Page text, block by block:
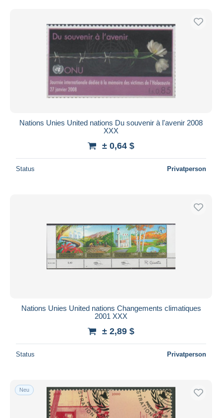
Nations Unies United nations Du souvenir à l'avenir 2008
XXX
± 0,64 $
Status Privatperson
Nations Unies United nations Changements climatiques
2001 XXX
± 2,89 $
Status Privatperson
Neu